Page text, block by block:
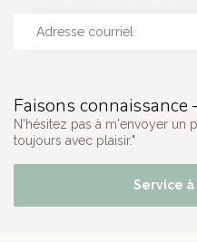
Faisons connaissance
N'hésitez pas à m'envoyer un
toujours avec plaisir."
Service